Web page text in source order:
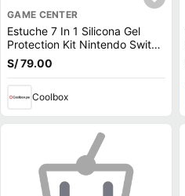
GAME CENTER
Estuche 7 In 1 Silicona Gel
Protection Kit Nintendo Switch
Oled Red Blue
S/ 79.00
Coolbox